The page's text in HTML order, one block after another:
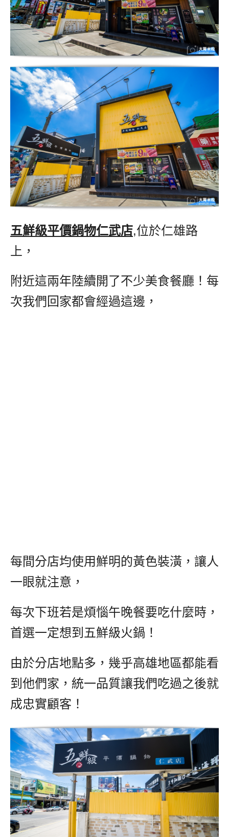
五鮮級平價鍋物仁武店,位於仁雄路
上，
附近這兩年陸續開了不少美食餐廳！每
次我們回家都會經過這邊，
每間分店均使用鮮明的黃色裝潢，讓人
一眼就注意，
每次下班若是煩惱午晚餐要吃什麼時，
首選一定想到五鮮級火鍋！
由於分店地點多，幾乎高雄地區都能看
到他們家，統一品質讓我們吃過之後就
成忠實顧客！